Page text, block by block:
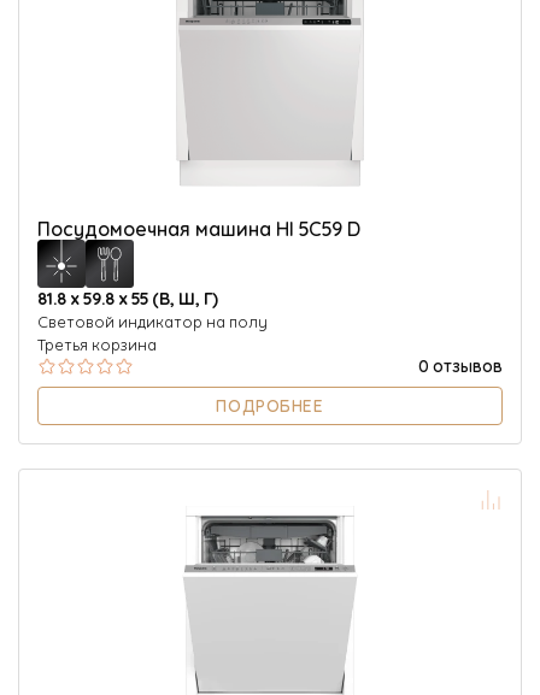
Посудомоечная машина HI 5C59 D
81.8 х 59.8 х 55 (В, Ш, Г)
Световой индикатор на полу
Третья корзина
0 отзывов
ПОДРОБНЕЕ